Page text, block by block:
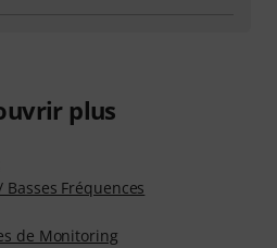
plus
Fréquences
de Monitoring